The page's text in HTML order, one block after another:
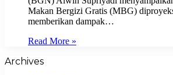
Makan Bergizi Gratis (MBG)
memberikan dampak…
Read More »
Archives